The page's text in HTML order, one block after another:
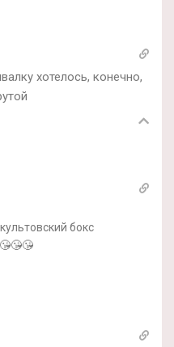
хотелось, конечно,
бокс